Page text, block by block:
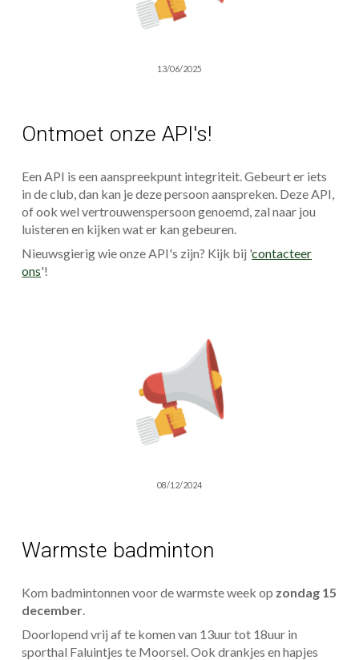
13/06/2025
Ontmoet onze API's!
Een API is een aanspreekpunt integriteit. Gebeurt er iets
in de club, dan kan je deze persoon aanspreken. Deze API,
of ook wel vertrouwenspersoon genoemd, zal naar jou
luisteren en kijken wat er kan gebeuren.
Nieuwsgierig wie onze API's zijn? Kijk bij 'contacteer
ons'!
08/12/2024
Warmste badminton
Kom badmintonnen voor de warmste week op zondag 15
december
Doorlopend vrij af te komen van 13uur tot 18uur in
sporthal Faluintjes te Moorsel. Ook drankjes en hapjes